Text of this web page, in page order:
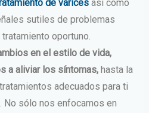
de varicesasí como
sutiles de problemas
oportuno.
en el estilo de vida,
a aliviar los síntomas,hasta la
adecuados para ti
No sólo nos enfocamos en